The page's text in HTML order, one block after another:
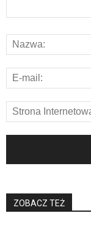
ZOBACZ TEŻ